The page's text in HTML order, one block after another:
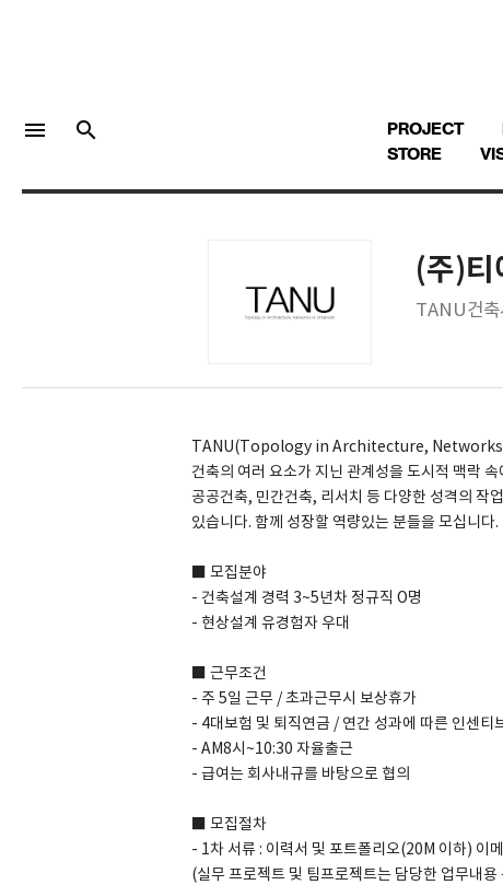
Naver 로그인
menu search PROJECT
STORE
(주)티
TANU건축
TANU(Topology in Architecture, Networks
건축의 여러 요소가 지닌 관계성을 도시적 맥락
공공건축, 민간건축, 리서치 등 다양한 성격의 작
있습니다. 함께 성장할 역량있는 분들을 모십니다.
■ 모집분야
- 건축설계 경력 3~5년차 정규직 O명
- 현상설계 유경험자 우대
■ 근무조건
- 주 5일 근무 / 초과근무시 보상휴가
- 4대보험 및 퇴직연금 / 연간 성과에 따른 인센티
- AM8시~10:30 자율출근
- 급여는 회사내규를 바탕으로 협의
■ 모집절차
- 1차 서류 : 이력서 및 포트폴리오(20M 이하) 이
(실무 프로젝트 및 팀프로젝트는 담당한 업무내용